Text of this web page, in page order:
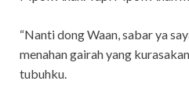
“Nanti dong Waan, sabar ya
menahan gairah yang
tubuhku.